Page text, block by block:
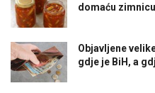
domaću zimnicu
Objavljene
gdje je BiH, a